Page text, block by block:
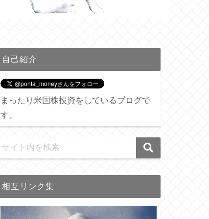
自己紹介
まったり米国株投資をしているブログで
す。
相互リンク集